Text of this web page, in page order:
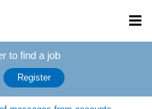
to find a job
Register